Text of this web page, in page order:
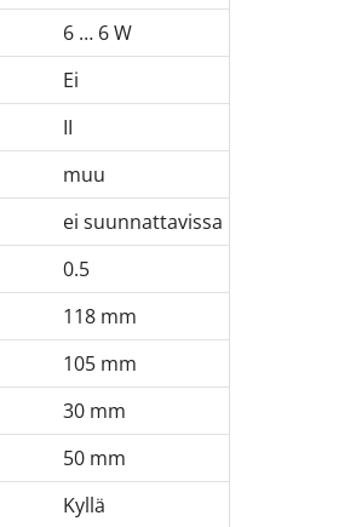
6 … 6 W
Ei
II
muu
ei suunnattavissa
0.5
118 mm
105 mm
30 mm
50 mm
Kyllä